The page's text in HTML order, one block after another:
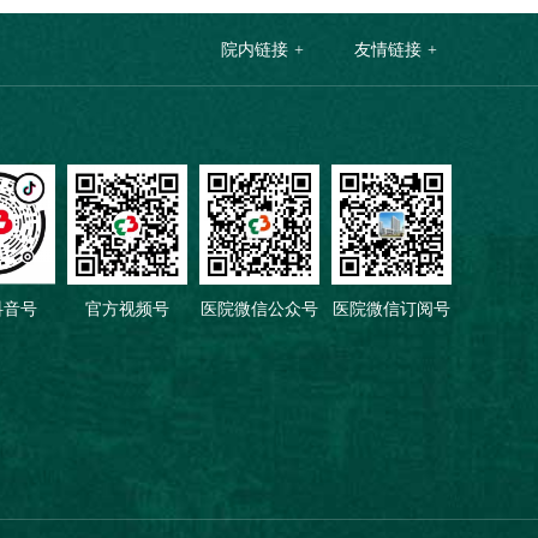
院内链接 友情链接
医院微信订阅号
医院微信公众号
官方视频号
音号